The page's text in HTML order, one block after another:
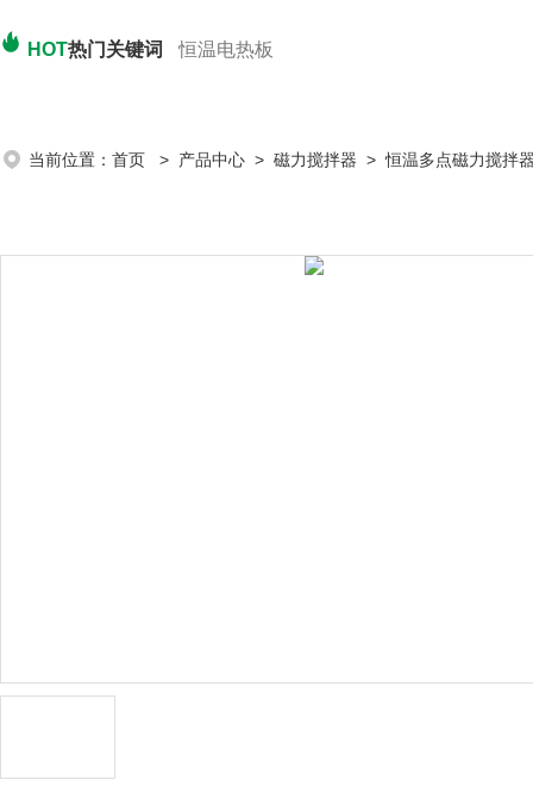
HOT热门关键词 恒温电热板
当前位置： 首页 > 产品中心 > 磁力搅拌器 >恒温多点磁力搅拌